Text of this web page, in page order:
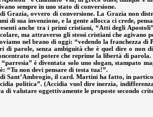
sempre in uno stato di conversione.
Grazia, ovvero di conversione. La Grazia non
di sua invenzione, e la gente allocca ci crede,
anche tra i primi cristiani, “Atti degli
ma attraverso gli stessi cristiani che agivano
nel brano di oggi: “vedendo la franchezza
di parole, senza ambiguità che è quel dire o
nel potere che reprime la libertà di parola.
è diventata solo uno slogan, stampato
“Tu non devi pensare di testa tua!”.
di Sant’Ambrogio, il card. Martini ha fatto, in
politica”. (Accidia vuol dire inerzia,
valutare oggettivamente le proposte secondo